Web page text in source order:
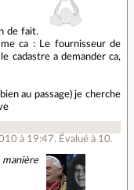
de fait.
ca : Le fournisseur de
cadastre a demander ca,
au passage) je cherche
à 19:47. Évalué à 10.